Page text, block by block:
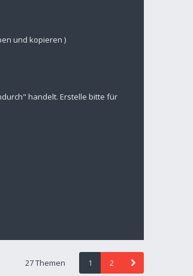
und kopieren )
handelt. Erstelle bitte für
27 Themen 1 2